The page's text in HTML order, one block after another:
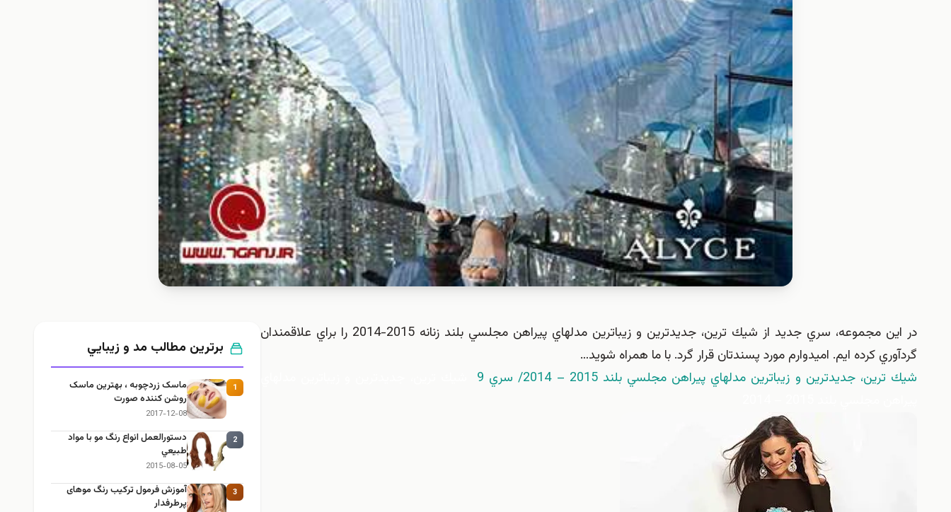
در اين مجموعه، سري جديد از شيك ترين، جديدترين و زيباترين مدلهاي پيراهن مجلسي بلند زنانه 2015-2014 را براي علاقمندان
گردآوري كرده ايم. اميدوارم مورد پسندتان قرار گرد. با ما همراه شويد…
شيك ترين، جديدترين و زيباترين مدلهاي پيراهن مجلسي بلند 2015 – 2014/ سري 9
برترین مطالب مد و زيبايي
1
ماسک زردچوبه ، بهترین ماسک
روشن کننده صورت
2017-12-08
2
دستورالعمل انواع رنگ مو با مواد
طبيعي
2015-08-05
3
آموزش فرمول ترکیب رنگ موهای
پرطرفدار